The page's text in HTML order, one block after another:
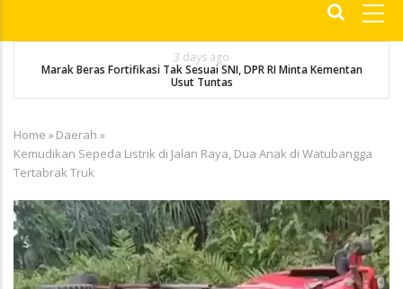
3 days ago
Marak Beras Fortifikasi Tak Sesuai SNI, DPR RI Minta Kementan
Usut Tuntas
Breadcrumb
Home »Daerah »
Kemudikan Sepeda Listrik di Jalan Raya, Dua Anak di Watubangga
Tertabrak Truk